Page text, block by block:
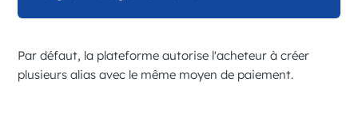
Par défaut, la plateforme autorise l'acheteur à créer
plusieurs alias avec le même moyen de paiement.